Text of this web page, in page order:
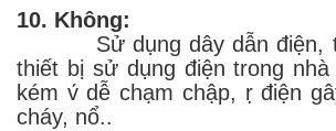
10. Không:
Sử dụng dây dẫn điện,
thiết bị sử dụng điện trong
kém v́ dễ chạm chập, ṛ điện
cháy, nổ..